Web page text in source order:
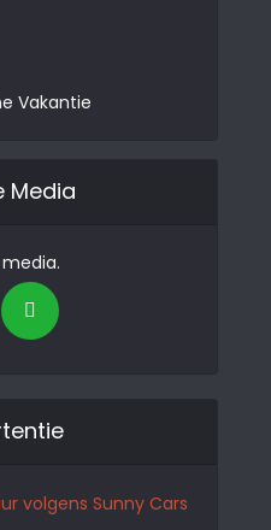
Vakantie
Media